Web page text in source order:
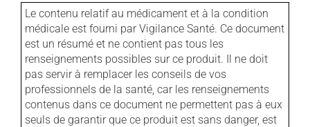
Le contenu relatif au médicament et à la condition
médicale est fourni par Vigilance Santé. Ce document
est un résumé et ne contient pas tous les
renseignements possibles sur ce produit. Il ne doit
pas servir à remplacer les conseils de vos
professionnels de la santé, car les renseignements
contenus dans ce document ne permettent pas à eux
seuls de garantir que ce produit est sans danger, est